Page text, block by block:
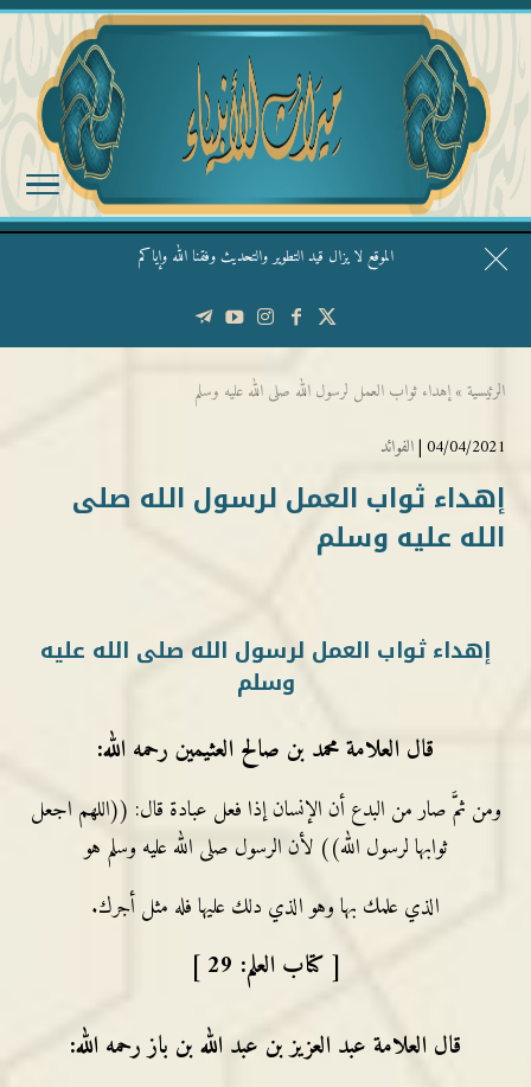
الموقع لا يزال قيد التطوير والتحديث وفقنا الله وإياكم
قال الشيخ ربيع وفقه الله: نحن ليس عندنا تقديس الأشخاص
الرئيسية »إهداء ثواب العمل لرسول الله صلى الله عليه وسلم
04/04/2021 | الفوائد
إهداء ثواب العمل لرسول الله صلى
الله عليه وسلم
إهداء ثواب العمل لرسول الله صلى الله عليه
وسلم
قال العلامة محمد بن صالح العثيمين رحمه الله:
ومن ثمَّ صار من البدع أن الإنسان إذا فعل عبادة قال: ((اللهم اجعل
ثوابها لرسول الله)) لأن الرسول صلى الله عليه وسلم هو
الذي علمك بها وهو الذي دلك عليها فله مثل أجرك.
[ كتاب العلم: 29 ]
قال العلامة عبد العزيز بن عبد الله بن باز رحمه الله: